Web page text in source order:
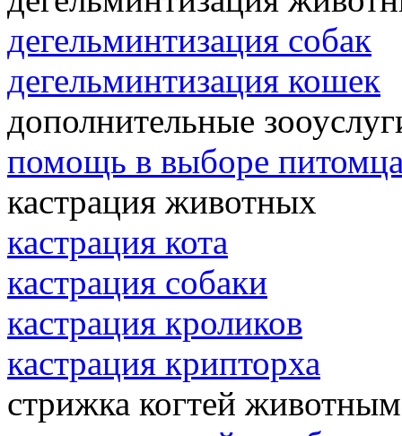
дегельминтизация собак
дегельминтизация кошек
дополнительные
помощь в выборе
кастрация животных
кастрация кота
кастрация собаки
кастрация кроликов
кастрация крипторха
стрижка когтей животным